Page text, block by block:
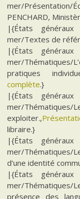
mer/
PENCHARD,
|{États
mer/Textes de
|{États
mer/Thématiques/
pratiques
complète.}
|{États
mer/
exploiter.,
libraire.}
|{États
mer/Thématiques/
d’une identité
|{États
mer/
présence des